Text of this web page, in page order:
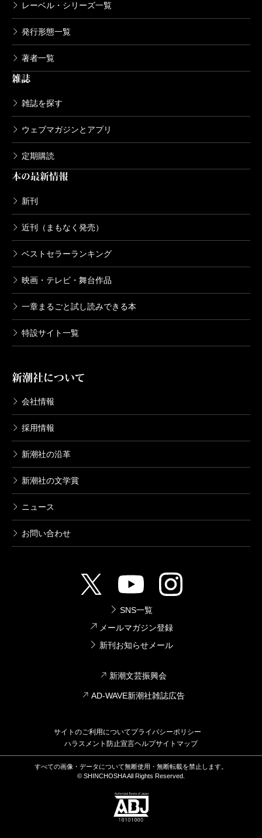
レーベル・シリーズ一覧
発行形態一覧
著者一覧
雑誌
雑誌を探す
ウェブマガジンとアプリ
定期購読
本の最新情報
新刊
近刊（まもなく発売）
ベストセラーランキング
映画・テレビ・舞台作品
一章まるごと試し読みできる本
特設サイト一覧
新潮社について
会社情報
採用情報
新潮社の沿革
新潮社の文学賞
ニュース
お問い合わせ
SNS一覧
メールマガジン登録
新刊お知らせメール
新潮文芸振興会
AD-WAVE新潮社雑誌広告
サイトのご利用についてプライバシーポリシー
ハラスメント防止宣言ヘルプサイトマップ
すべての画像・データについて無断使用・無断転載を禁止します。
© SHINCHOSHA All Rights Reserved.